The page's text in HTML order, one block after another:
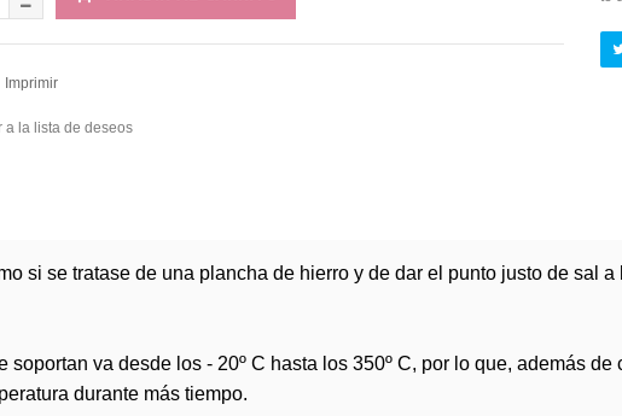
Imprimir
a la lista de deseos
si se tratase de una plancha de hierro y de dar el punto justo de sal
va desde los - 20º C hasta los 350º C, por lo que, además
durante más tiempo.